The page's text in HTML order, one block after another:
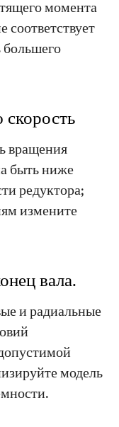
момента
соответствует
вращения
быть ниже
редуктора;
измените
вала.
и радиальные
модель